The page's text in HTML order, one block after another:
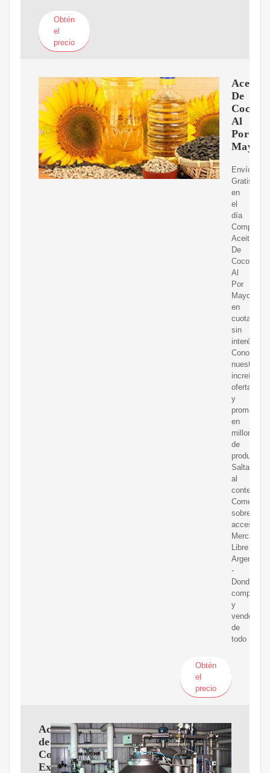
Obtén
el
precio
Aceite
De
Coco
Al
Por
Mayor
Envíos
Gratis
en
el
día
Comprá
Aceite
De
Coco
Al
Por
Mayor
en
cuotas
sin
interés!
Conocé
nuestras
increíbles
ofertas
y
en
millones
de
productos.
Saltar
al
contenido
Comentar
sobre
Mercado
Libre
Argentina
-
Donde
comprar
y
vender
de
todo
Obtén
el
precio
Aceite
de
Coco
Extra